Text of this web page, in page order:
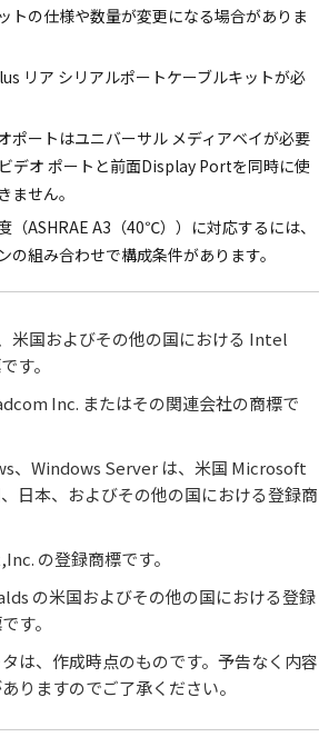
トの仕様や数量が変更になる場合がありま
リア シリアルポートケーブルキットが必
ポートはユニバーサル メディアベイが必要
デオ ポートと前面Display Portを同時に使
ません。
（ASHRAE A3（40℃））に対応するには、
の組み合わせで構成条件があります。
米国およびその他の国における Intel
す。
Inc. またはその関連会社の商標で
、Windows Server は、米国 Microsoft
日本、およびその他の国における登録商
の登録商標です。
の米国およびその他の国における登録
す。
は、作成時点のものです。予告なく内容
りますのでご了承ください。